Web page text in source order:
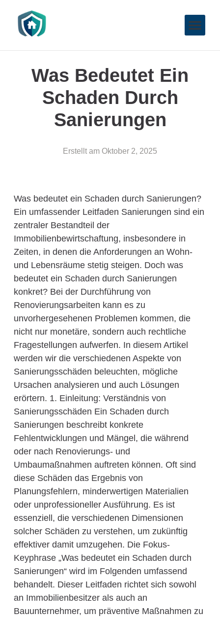
Was Bedeutet Ein
Schaden Durch
Sanierungen
Erstellt am Oktober 2, 2025
Was bedeutet ein Schaden durch Sanierungen?
Ein umfassender Leitfaden Sanierungen sind ein
zentraler Bestandteil der
Immobilienbewirtschaftung, insbesondere in
Zeiten, in denen die Anforderungen an Wohn-
und Lebensräume stetig steigen. Doch was
bedeutet ein Schaden durch Sanierungen
konkret? Bei der Durchführung von
Renovierungsarbeiten kann es zu
unvorhergesehenen Problemen kommen, die
nicht nur monetäre, sondern auch rechtliche
Fragestellungen aufwerfen. In diesem Artikel
werden wir die verschiedenen Aspekte von
Sanierungsschäden beleuchten, mögliche
Ursachen analysieren und auch Lösungen
erörtern. 1. Einleitung: Verständnis von
Sanierungsschäden Ein Schaden durch
Sanierungen beschreibt konkrete
Fehlentwicklungen und Mängel, die während
oder nach Renovierungs- und
Umbaumaßnahmen auftreten können. Oft sind
diese Schäden das Ergebnis von
Planungsfehlern, minderwertigen Materialien
oder unprofessioneller Ausführung. Es ist
essenziell, die verschiedenen Dimensionen
solcher Schäden zu verstehen, um zukünftig
effektiver damit umzugehen. Die Fokus-
Keyphrase „Was bedeutet ein Schaden durch
Sanierungen“ wird im Folgenden umfassend
behandelt. Dieser Leitfaden richtet sich sowohl
an Immobilienbesitzer als auch an
Bauunternehmer, um präventive Maßnahmen zu